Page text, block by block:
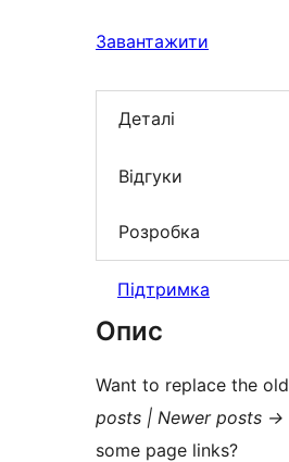
Завантажити
Деталі
Відгуки
Розробка
Підтримка
Опис
Want to replace the old
posts | Newer posts →
some page links?